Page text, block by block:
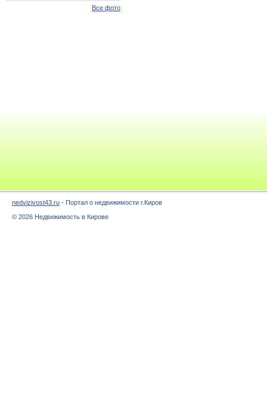
Все фото
nedvizivost43.ru - Портал о недвижимости г.Киров
© 2026 Недвижимость в Кирове